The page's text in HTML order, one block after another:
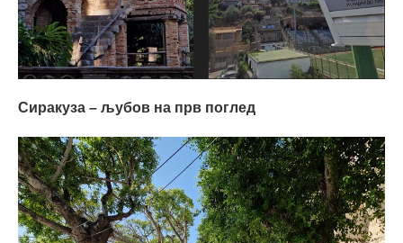
Сиракуза – љубов на прв поглед